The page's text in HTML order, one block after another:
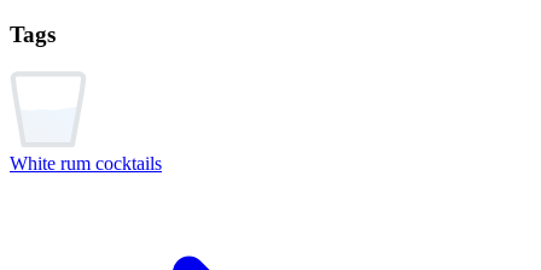
Tags
White rum cocktails